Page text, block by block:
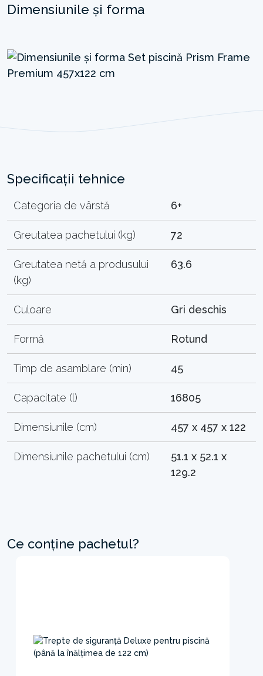
Dimensiunile și forma
Specificații tehnice
Categoria de vârstă 6+
Greutatea pachetului (kg) 72
Greutatea netă a produsului
(kg)
63.6
Culoare Gri deschis
Formă Rotund
Timp de asamblare (min) 45
Capacitate (l) 16805
Dimensiunile (cm) 457 x 457 x 122
Dimensiunile pachetului (cm)
51.1 x 52.1 x
129.2
Ce conține pachetul?